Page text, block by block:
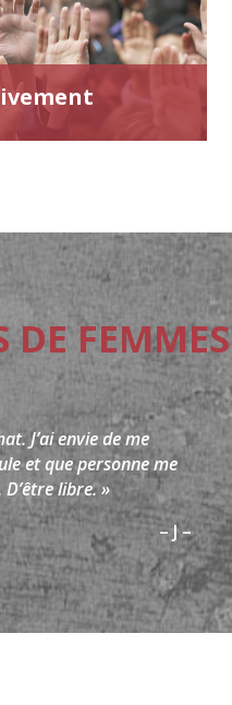
DE FEMMES
J’ai envie de me
et que personne me
libre. »
– J –